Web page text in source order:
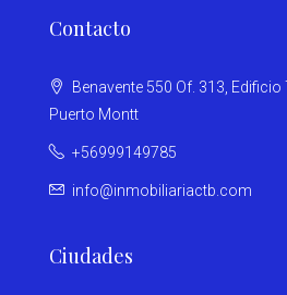
Contacto
Benavente 550 Of. 313,
Puerto Montt
+56999149785
info@inmobiliariactb.com
Ciudades